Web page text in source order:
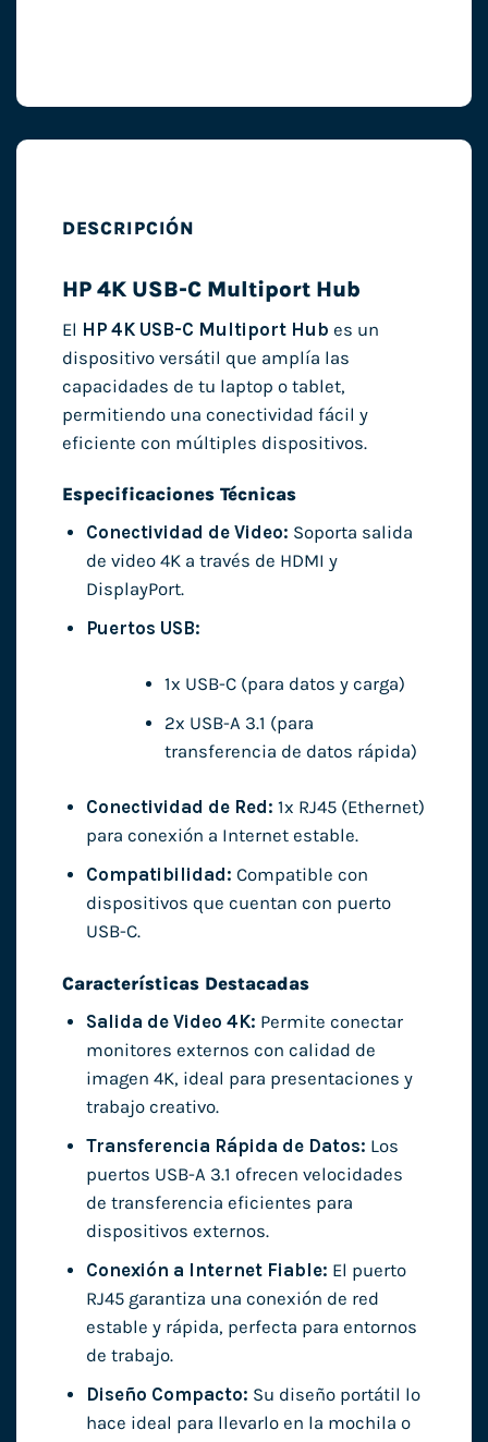
DESCRIPCIÓN
HP 4K USB-C Multiport Hub
El HP 4K USB-C Multiport Hub es un
dispositivo versátil que amplía las
capacidades de tu laptop o tablet,
permitiendo una conectividad fácil y
eficiente con múltiples dispositivos.
Especificaciones Técnicas
Conectividad de Video: Soporta salida
de video 4K a través de HDMI y
DisplayPort.
Puertos USB:
1x USB-C (para datos y carga)
2x USB-A 3.1 (para
transferencia de datos rápida)
Conectividad de Red: 1x RJ45 (Ethernet)
para conexión a Internet estable.
Compatibilidad: Compatible con
dispositivos que cuentan con puerto
USB-C.
Características Destacadas
Salida de Video 4K: Permite conectar
monitores externos con calidad de
imagen 4K, ideal para presentaciones y
trabajo creativo.
Transferencia Rápida de Datos: Los
puertos USB-A 3.1 ofrecen velocidades
de transferencia eficientes para
dispositivos externos.
Conexión a Internet Fiable: El puerto
RJ45 garantiza una conexión de red
estable y rápida, perfecta para entornos
de trabajo.
Diseño Compacto: Su diseño portátil lo
hace ideal para llevarlo en la mochila o